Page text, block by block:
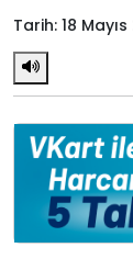
Tarih: 18 Mayıs